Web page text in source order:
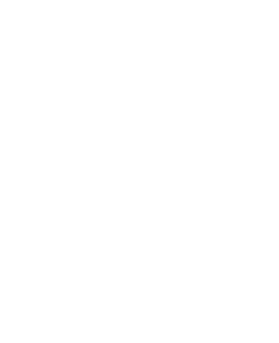
et critobuli haeretici.